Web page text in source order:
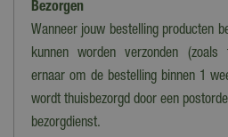
Kleur
Blauw, Wit
Diameter
Bezorgen
Wanneer jouw bestelling producten
kunnen worden verzonden (zoals
ernaar om de bestelling binnen 1
wordt thuisbezorgd door een
bezorgdienst.